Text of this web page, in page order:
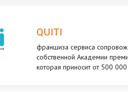
QUITI
франшиза сервиса
собственной Академии
которая приносит от 500